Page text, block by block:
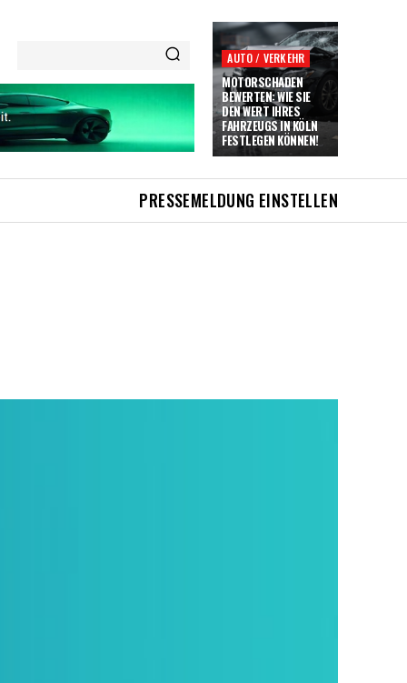
AUTO / VERKEHR
MOTORSCHADEN
BEWERTEN: WIE SIE
DEN WERT IHRES
FAHRZEUGS IN KÖLN
FESTLEGEN KÖNNEN!
PRESSEMELDUNG EINSTELLEN